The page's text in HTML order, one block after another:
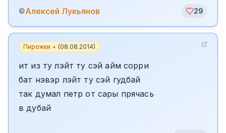
©Алексей Лукьянов 29
Пирожки + (08.08.2014)
ит из ту лэйт ту сэй айм сорри
бат нэвэр лэйт ту сэй гудбай
так думал петр от сары прячась
в дубай